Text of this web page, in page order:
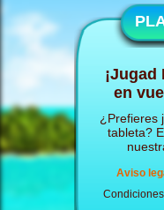
¡Jugad
en
¿Prefieres
tableta?
Aviso